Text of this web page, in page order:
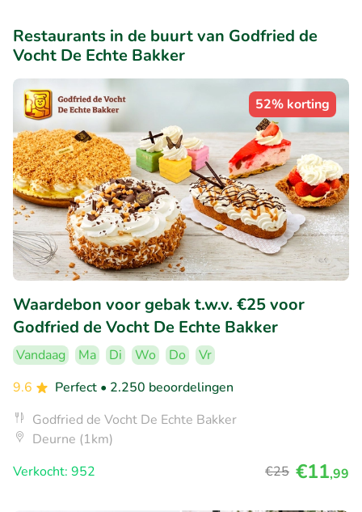
Restaurants in de buurt van Godfried de
Vocht De Echte Bakker
52% korting
Waardebon voor gebak t.w.v. €25 voor
Godfried de Vocht De Echte Bakker
Vandaag Ma Di Wo Do
Vr
9.6
Perfect • 2.250 beoordelingen
Godfried de Vocht De Echte Bakker
Deurne (1km)
Verkocht: 952
€25 €11,99